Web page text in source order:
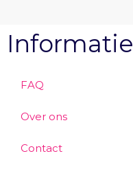
Informatie
FAQ
Over ons
Contact